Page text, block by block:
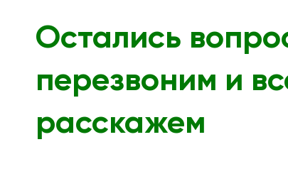
Остались
перезвоним и
расскажем